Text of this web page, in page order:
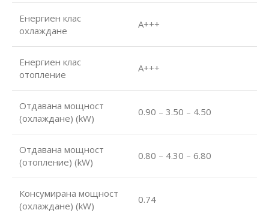
Енергиен клас
охлаждане
А+++
Енергиен клас
отопление
А+++
Отдавана мощност
(охлаждане) (kW)
0.90 – 3.50 – 4.50
Отдавана мощност
(отопление) (kW)
0.80 – 4.30 – 6.80
Консумирана мощност
(охлаждане) (kW)
0.74